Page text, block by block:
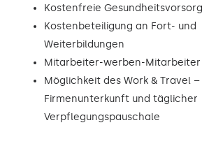
Kostenfreie
Kostenbeteiligung an Fort- und
Weiterbildungen
Mitarbeiter-werben-Mitarbeiter
Möglichkeit des Work & Travel
Firmenunterkunft und täglicher
Verpflegungspauschale